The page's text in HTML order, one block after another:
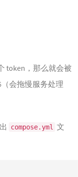
token，那么就会被
会拖慢服务处理
compose.yml
文